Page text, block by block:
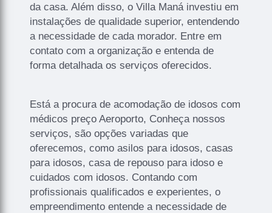
da casa. Além disso, o Villa Maná investiu em
instalações de qualidade superior, entendendo
a necessidade de cada morador. Entre em
contato com a organização e entenda de
forma detalhada os serviços oferecidos.
Está a procura de acomodação de idosos com
médicos preço Aeroporto, Conheça nossos
serviços, são opções variadas que
oferecemos, como asilos para idosos, casas
para idosos, casa de repouso para idoso e
cuidados com idosos. Contando com
profissionais qualificados e experientes, o
empreendimento entende a necessidade de